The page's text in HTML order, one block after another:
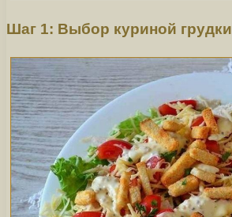
Шаг 1: Выбор куриной грудки